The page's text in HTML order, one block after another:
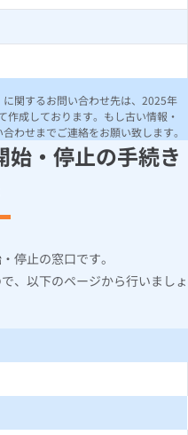
関するお問い合わせ先は、2025年
成しております。もし古い情報・
わせまでご連絡をお願い致します。
始・停止の手続き
停止の窓口です。
、以下のページから行いましょ